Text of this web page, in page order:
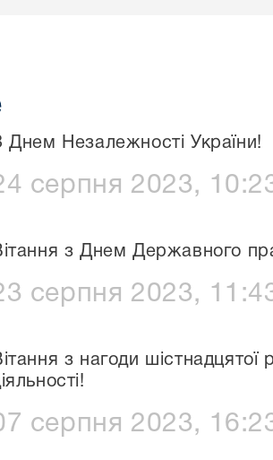
Днем Незалежності України!
серпня 2023,
з Днем Державного
серпня 2023,
з нагоди шістнадцятої
серпня 2023,